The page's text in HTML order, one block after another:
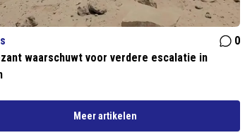
0
waarschuwt voor verdere escalatie in
Meer artikelen